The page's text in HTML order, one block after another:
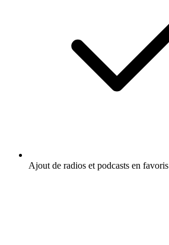
Ajout de radios et podcasts en favoris